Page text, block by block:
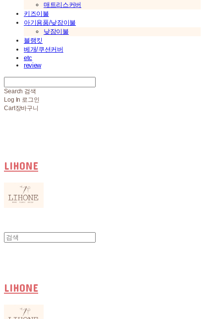
매트리스커버
키즈이불
아기용품/낮잠이불
낮잠이불
블랭킷
베개/쿠션커버
etc
review
Search 검색
Log In 로그인
Cart장바구니
LIHONE
LIHONE